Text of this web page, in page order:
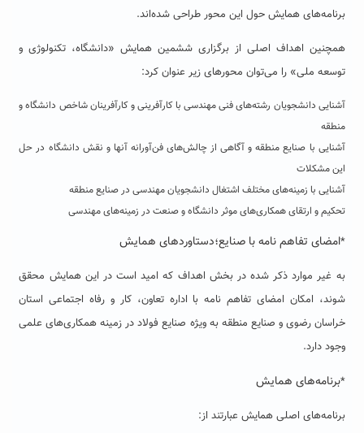
برنامه‌های همایش حول این محور طراحی شده‌اند.
همچنین اهداف اصلی از برگزاری ششمین همایش «دانشگاه، تکنولوژی و
توسعه ملی» را می‌توان محورهای زیر عنوان کرد:
آشنایی دانشجویان رشته‌های فنی مهندسی با کارآفرینی و کارآفرینان شاخص دانشگاه و
منطقه
آشنایی با صنایع منطقه و آگاهی از چالش‌های فن‌آورانه آنها و نقش دانشگاه در حل
این مشکلات
آشنایی با زمینه‌های مختلف اشتغال دانشجویان مهندسی در صنایع منطقه
تحکیم و ارتقای همکاری‌های موثر دانشگاه و صنعت در زمینه‌های مهندسی
*امضای تفاهم نامه با صنایع؛دستاوردهای همایش
به غیر موارد ذکر شده در بخش اهداف که امید است در این همایش محقق
شوند، امکان امضای تفاهم نامه با اداره تعاون، کار و رفاه اجتماعی استان
خراسان رضوی و صنایع منطقه به ویژه صنایع فولاد در زمینه همکاری‌های علمی
وجود دارد.
*برنامه‌های همایش
برنامه‌های اصلی همایش عبارتند از: